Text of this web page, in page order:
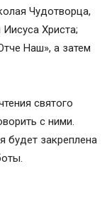
Чудотворца,
Христа;
Наш», а затем
святого
с ними.
будет закреплена